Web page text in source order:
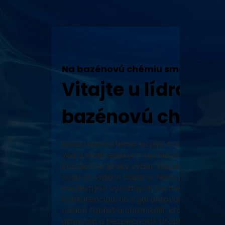
Na bazénovú chémiu sme tu my!
Vitajte u lídra v
bazénovú chémiu!
Naša rodinná firma sa pýši tradíciou,
vôd a vodárenských technológií a
Ponúkame široký výber vysoko
vodu vo vašom bazéne. Naše produkty,
moderných výrobných technológiách,
konkurenciou, no s garantovaným
našich tabliet a chemikálií, ktoré prešli
účinnosti a bezpečnosti. Urobte z vášho